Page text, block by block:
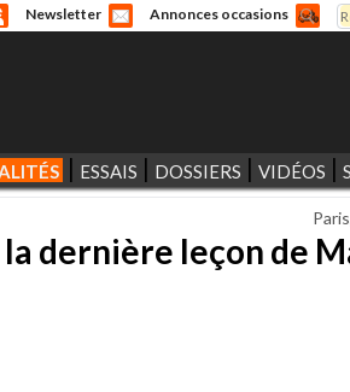
Newsletter Annonces occasions
ESSAIS DOSSIERS VIDÉOS
la dernière leçon de